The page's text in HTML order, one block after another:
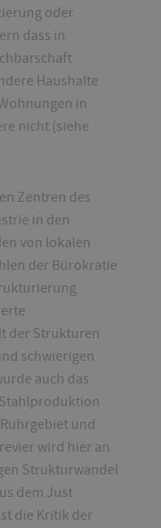
oder
dass in
Haushalte
in
nicht (siehe
Zentren des
in den
von lokalen
der Bürokratie
der Strukturen
schwierigen
auch das
und
wird hier an
Strukturwandel
dem Just
die Kritik der